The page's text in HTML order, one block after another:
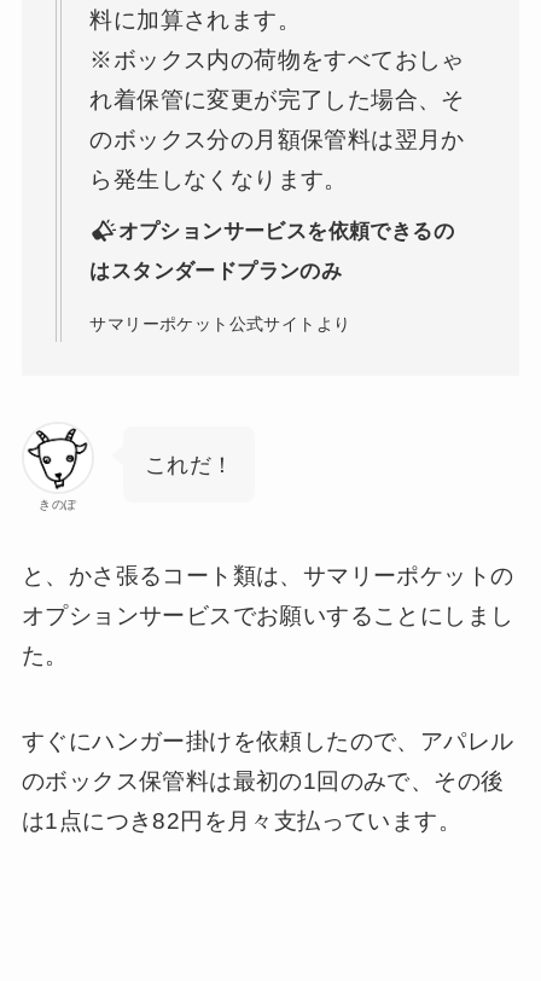
料に加算されます。
※ボックス内の荷物をすべておしゃ
れ着保管に変更が完了した場合、そ
のボックス分の月額保管料は翌月か
ら発生しなくなります。
オプションサービスを依頼できるの
はスタンダードプランのみ
サマリーポケット公式サイトより
きのぽ
これだ！
と、かさ張るコート類は、サマリーポケットの
オプションサービスでお願いすることにしまし
た。
すぐにハンガー掛けを依頼したので、アパレル
のボックス保管料は最初の1回のみで、その後
は1点につき82円を月々支払っています。